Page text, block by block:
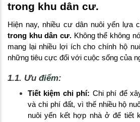
trong khu dân cư.
Hiện nay, nhiều cư dân nuôi yến lựa
trong khu dân cư. Không thể không
mang lại nhiều lợi ích cho chính hộ
những tiêu cực đối với cuộc sống của
1.1. Ưu điểm:
Tiết kiệm chi phí: Chi phí để
và chi phí đất, vì thế nhiều hộ
nuôi yến kết hợp nhà ở để tiết